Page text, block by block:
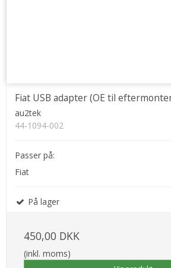
Fiat USB adapter (OE til
au2tek
44-1094-002
Passer på:
Fiat
På lager
450,00 DKK
(inkl. moms)